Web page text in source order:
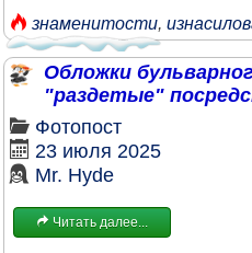
знаменитости,
Обложки
"раздетые"
Фотопост
23 июля 2025
Mr. Hyde
Читать далее...